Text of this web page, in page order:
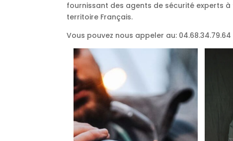
fournissant des agents de sécurité experts
territoire Français.
Vous pouvez nous appeler au: